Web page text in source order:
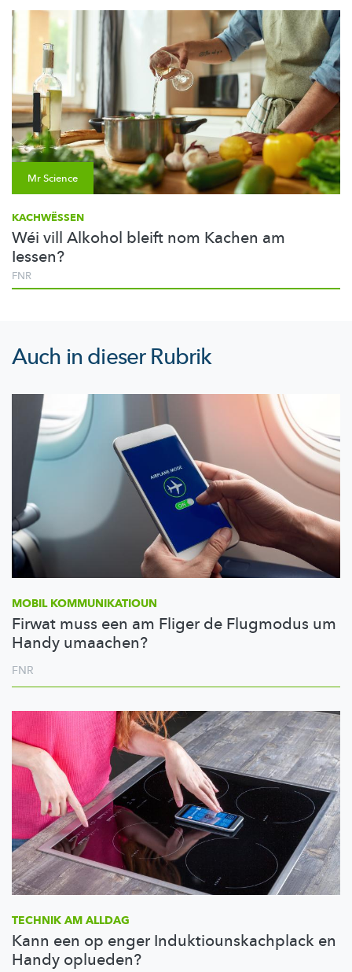
Mr Science
KACHWËSSEN
Wéi vill Alkohol bleift nom Kachen am
Iessen?
FNR
Auch in dieser Rubrik
MOBIL KOMMUNIKATIOUN
Firwat muss een am Fliger de Flugmodus um
Handy umaachen?
FNR
TECHNIK AM ALLDAG
Kann een op enger Induktiounskachplack en
Handy oplueden?